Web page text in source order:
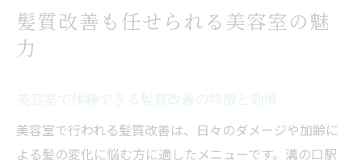
髪質改善も任せられる美容室の魅
力
美容室で体験できる髪質改善の特徴と効果
美容室で行われる髪質改善は、日々のダメージや加齢に
よる髪の変化に悩む方に適したメニューです。溝の口駅